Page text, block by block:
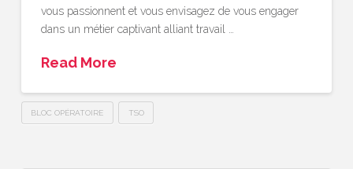
vous passionnent et vous envisagez de vous engager
dans un métier captivant alliant travail …
Read More
BLOC OPÉRATOIRE TSO